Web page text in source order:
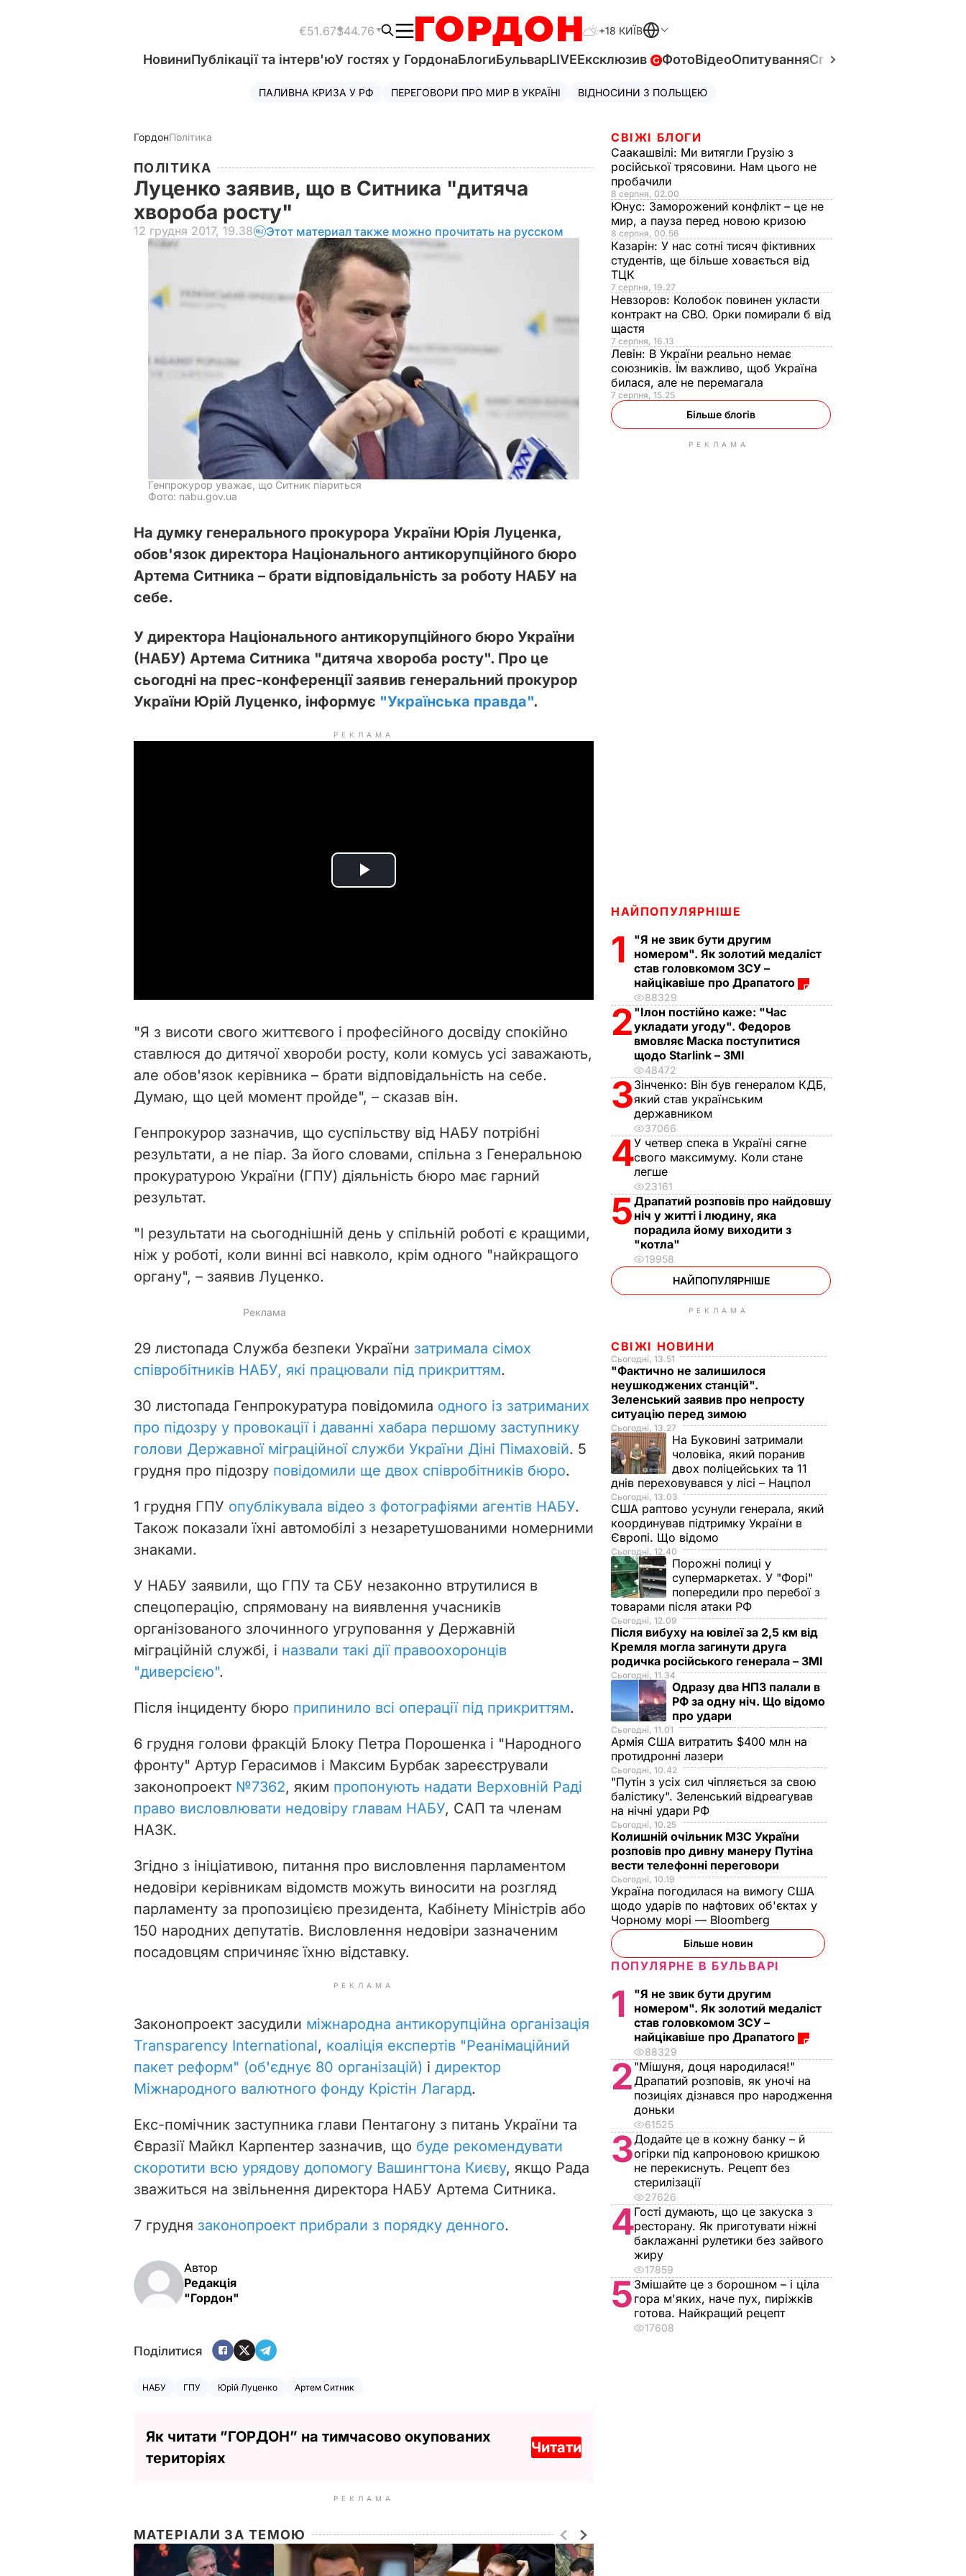
€51.67$44.76 +18 КИЇВ
НовиниПублікації та інтерв'юУ гостях у ГордонаБлогиБульварLIVEЕксклюзив ФотоВідеоОпитуванняСпецпроєкти
ПАЛИВНА КРИЗА У РФ ПЕРЕГОВОРИ ПРО МИР В УКРАЇНІ ВІДНОСИНИ З ПОЛЬЩЕЮ
ГордонПолітика
ПОЛІТИКА
Луценко заявив, що в Ситника "дитяча
хвороба росту"
12 грудня 2017, 19.38 Этот материал также можно прочитать на русском
Генпрокурор уважає, що Ситник піариться
Фото: nabu.gov.ua
На думку генерального прокурора України Юрія Луценка,
обов'язок директора Національного антикорупційного бюро
Артема Ситника – брати відповідальність за роботу НАБУ на
себе.
У директора Національного антикорупційного бюро України
(НАБУ) Артема Ситника "дитяча хвороба росту". Про це
сьогодні на прес-конференції заявив генеральний прокурор
України Юрій Луценко, інформує "Українська правда".
РЕКЛАМА
P
i
d
e
o
"Я з висоти свого життєвого і професійного досвіду спокійно
ставлюся до дитячої хвороби росту, коли комусь усі заважають,
але обов'язок керівника – брати відповідальність на себе.
Думаю, що цей момент пройде", – сказав він.
Генпрокурор зазначив, що суспільству від НАБУ потрібні
результати, а не піар. За його словами, спільна з Генеральною
прокуратурою України (ГПУ) діяльність бюро має гарний
результат.
"І результати на сьогоднішній день у спільній роботі є кращими,
ніж у роботі, коли винні всі навколо, крім одного "найкращого
органу", – заявив Луценко.
29 листопада Служба безпеки України затримала сімох
співробітників НАБУ, які працювали під прикриттям.
30 листопада Генпрокуратура повідомила одного із затриманих
про підозру у провокації і даванні хабара першому заступнику
голови Державної міграційної служби України Діні Пімаховій. 5
грудня про підозру повідомили ще двох співробітників бюро.
1 грудня ГПУ опублікувала відео з фотографіями агентів НАБУ.
Також показали їхні автомобілі з незаретушованими номерними
знаками.
У НАБУ заявили, що ГПУ та СБУ незаконно втрутилися в
спецоперацію, спрямовану на виявлення учасників
організованого злочинного угруповання у Державній
міграційній службі, і назвали такі дії правоохоронців
"диверсією".
Після інциденту бюро припинило всі операції під прикриттям.
6 грудня голови фракцій Блоку Петра Порошенка і "Народного
фронту" Артур Герасимов і Максим Бурбак зареєстрували
законопроект №7362, яким пропонують надати Верховній Раді
право висловлювати недовіру главам НАБУ, САП та членам
НАЗК.
Згідно з ініціативою, питання про висловлення парламентом
недовіри керівникам відомств можуть виносити на розгляд
парламенту за пропозицією президента, Кабінету Міністрів або
150 народних депутатів. Висловлення недовіри зазначеним
посадовцям спричиняє їхню відставку.
РЕКЛАМА
Законопроект засудили міжнародна антикорупційна організація
Transparency International, коаліція експертів "Реанімаційний
пакет реформ" (об'єднує 80 організацій) і директор
Міжнародного валютного фонду Крістін Лагард.
Екс-помічник заступника глави Пентагону з питань України та
Євразії Майкл Карпентер зазначив, що буде рекомендувати
скоротити всю урядову допомогу Вашингтона Києву, якщо Рада
зважиться на звільнення директора НАБУ Артема Ситника.
7 грудня законопроект прибрали з порядку денного.
Автор
Редакція
"Гордон"
Поділитися
НАБУ ГПУ Юрій Луценко Артем Ситник
Як читати ”ГОРДОН” на тимчасово окупованих
територіях
Читати
РЕКЛАМА
МАТЕРІАЛИ ЗА ТЕМОЮ
СВІЖІ БЛОГИ
Саакашвілі: Ми витягли Грузію з
російської трясовини. Нам цього не
пробачили
8 серпня, 02.00
Юнус: Заморожений конфлікт – це не
мир, а пауза перед новою кризою
8 серпня, 00.56
Казарін: У нас сотні тисяч фіктивних
студентів, ще більше ховається від
ТЦК
7 серпня, 19.27
Невзоров: Колобок повинен укласти
контракт на СВО. Орки помирали б від
щастя
7 серпня, 16.13
Левін: В України реально немає
союзників. Їм важливо, щоб Україна
билася, але не перемагала
7 серпня, 15.25
Більше блогів
РЕКЛАМА
НАЙПОПУЛЯРНІШЕ
1
"Я не звик бути другим
номером". Як золотий медаліст
став головкомом ЗСУ –
найцікавіше про Драпатого
88329
2 "Ілон постійно каже: "Час
укладати угоду". Федоров
вмовляє Маска поступитися
щодо Starlink – ЗМІ
48472
3Зінченко: Він був генералом КДБ,
який став українським
державником
37066
4У четвер спека в Україні сягне
свого максимуму. Коли стане
легше
23161
5Драпатий розповів про найдовшу
ніч у житті і людину, яка
порадила йому виходити з
"котла"
19958
НАЙПОПУЛЯРНІШЕ
РЕКЛАМА
СВІЖІ НОВИНИ
Сьогодні, 13.51
"Фактично не залишилося
неушкоджених станцій".
Зеленський заявив про непросту
ситуацію перед зимою
Сьогодні, 13.27
На Буковині затримали
чоловіка, який поранив
двох поліцейських та 11
днів переховувався у лісі – Нацпол
Сьогодні, 13.03
США раптово усунули генерала, який
координував підтримку України в
Європі. Що відомо
Сьогодні, 12.40
Порожні полиці у
супермаркетах. У "Форі"
попередили про перебої з
товарами після атаки РФ
Сьогодні, 12.09
Після вибуху на ювілеї за 2,5 км від
Кремля могла загинути друга
родичка російського генерала – ЗМІ
Сьогодні, 11.34
Одразу два НПЗ палали в
РФ за одну ніч. Що відомо
про удари
Сьогодні, 11.01
Армія США витратить $400 млн на
протидронні лазери
Сьогодні, 10.42
"Путін з усіх сил чіпляється за свою
балістику". Зеленський відреагував
на нічні удари РФ
Сьогодні, 10.25
Колишній очільник МЗС України
розповів про дивну манеру Путіна
вести телефонні переговори
Сьогодні, 10.19
Україна погодилася на вимогу США
щодо ударів по нафтових об'єктах у
Чорному морі — Bloomberg
Більше новин
ПОПУЛЯРНЕ В БУЛЬВАРІ
1
"Я не звик бути другим
номером". Як золотий медаліст
став головкомом ЗСУ –
найцікавіше про Драпатого
88329
2 "Мішуня, доця народилася!"
Драпатий розповів, як уночі на
позиціях дізнався про народження
доньки
61525
3Додайте це в кожну банку – й
огірки під капроновою кришкою
не перекиснуть. Рецепт без
стерилізації
27626
4Гості думають, що це закуска з
ресторану. Як приготувати ніжні
баклажанні рулетики без зайвого
жиру
17859
5 Змішайте це з борошном – і ціла
гора м'яких, наче пух, пиріжків
готова. Найкращий рецепт
17608